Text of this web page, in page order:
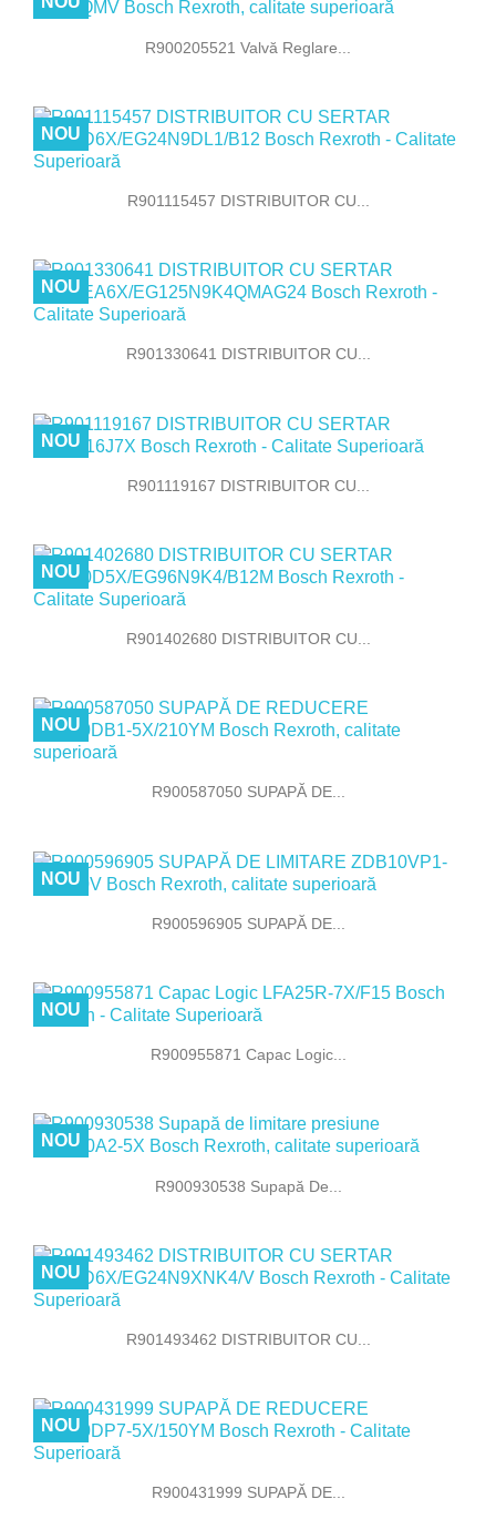
R900205521 Valvă Reglare...
R901115457 DISTRIBUITOR CU...
NOU
R901330641 DISTRIBUITOR CU...
NOU
R901119167 DISTRIBUITOR CU...
NOU
R901402680 DISTRIBUITOR CU...
NOU
R900587050 SUPAPĂ DE...
NOU
R900596905 SUPAPĂ DE...
NOU
R900955871 Capac Logic...
NOU
R900930538 Supapă De...
NOU
R901493462 DISTRIBUITOR CU...
NOU
R900431999 SUPAPĂ DE...
NOU